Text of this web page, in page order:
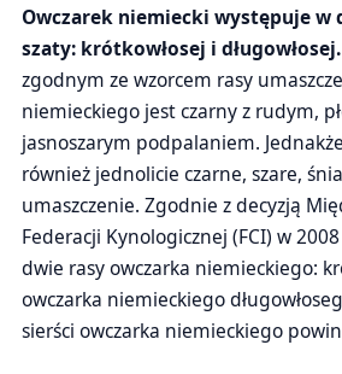
Owczarek niemiecki występuje w
szaty: krótkowłosej i długowłosej.
zgodnym ze wzorcem rasy
niemieckiego jest czarny z rudym,
jasnoszarym podpalaniem.
również jednolicie czarne, szare,
umaszczenie. Zgodnie z decyzją
Federacji Kynologicznej (FCI) w
dwie rasy owczarka niemieckiego:
owczarka niemieckiego
sierści owczarka niemieckiego